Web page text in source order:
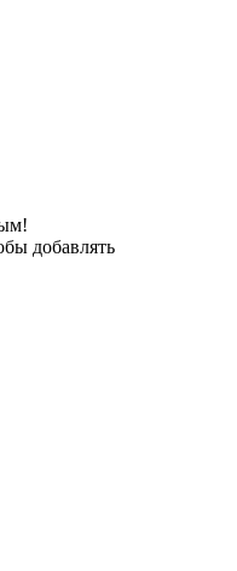
добавлять